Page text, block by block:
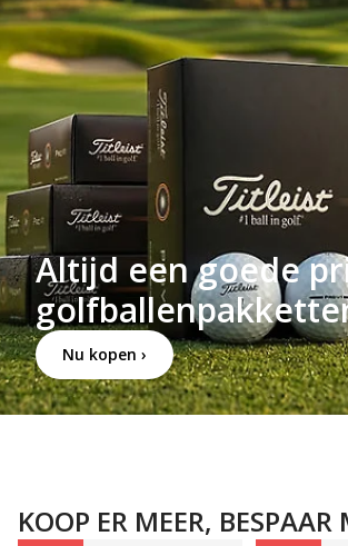
Altijd een goede
Nu kopen ›
KOOP ER MEER, BESPAAR